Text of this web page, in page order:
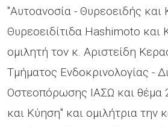
"Αυτοανοσία - Θυρεοειδής και
Θυρεοειδίτιδα Hashimoto και
ομιλητή τον κ. Αριστείδη
Τμήματος Ενδοκρινολογίας -
Οστεοπόρωσης ΙΑΣΩ και θέμα
και Κύηση" και ομιλήτρια την